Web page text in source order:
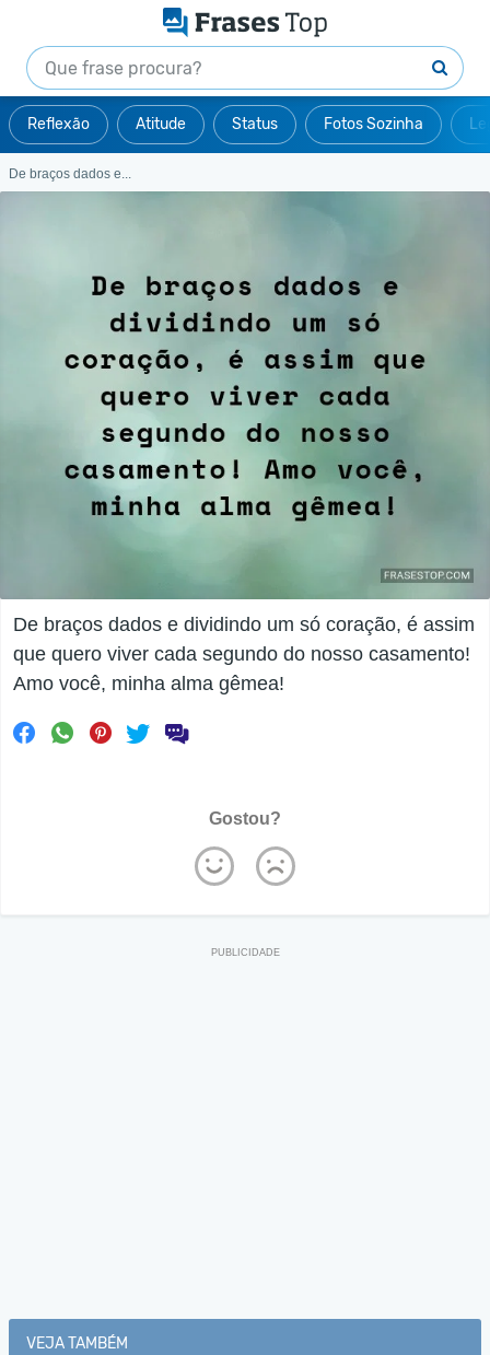
Reflexão Atitude Status Fotos Sozinha
De braços dados e...
De braços dados e dividindo um só coração, é assim
que quero viver cada segundo do nosso casamento!
Amo você, minha alma gêmea!
Gostou?
VEJA TAMBÉM